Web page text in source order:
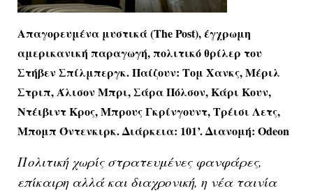
Απαγορευμένα μυστικά (The Post), έγχρωμη
αμερικανική παραγωγή, πολιτικό θρίλερ του
Στήβεν Σπίλμπεργκ. Παίζουν: Τομ Χανκς, Μέριλ
Στριπ, Άλισον Μπρι, Σάρα Πόλσον, Κάρι Κουν,
Ντέιβιντ Κρος, Μπρους Γκρίνγουντ, Τρέισι Λετς,
Μπομπ Όντενκιρκ. Διάρκεια: 101’. Διανομή: Odeon
Πολιτική χωρίς στρατευμένες φανφάρες,
επίκαιρη αλλά και διαχρονική, η νέα ταινία